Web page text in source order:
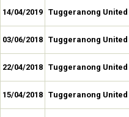
14/04/2019 Tuggeranong United
03/06/2018 Tuggeranong United
22/04/2018 Tuggeranong United
15/04/2018 Tuggeranong United